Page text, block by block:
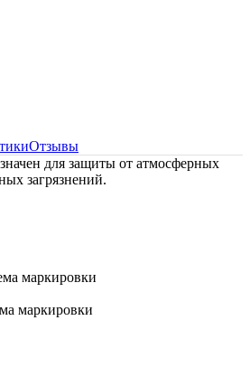
Отзывы
для защиты от атмосферных
загрязнений.
маркировки
маркировки